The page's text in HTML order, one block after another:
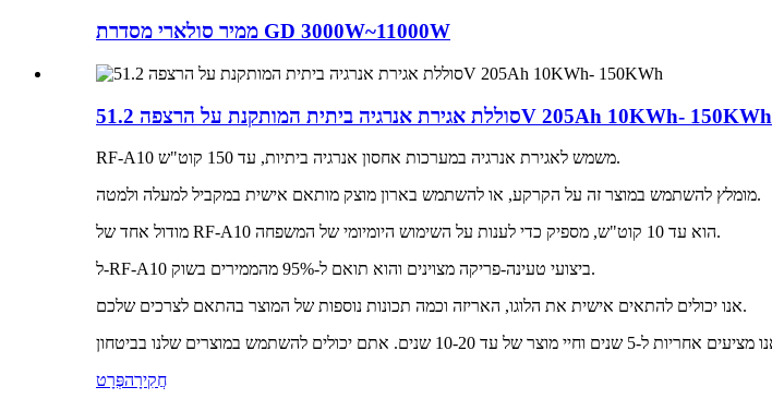
ממיר סולארי מסדרת GD 3000W~11000W
סוללת אגירת אנרגיה ביתית המותקנת על הרצפה 51.2V 205Ah 10KWh- 150KWh
RF-A10 משמש לאגירת אנרגיה במערכות אחסון אנרגיה ביתיות, עד 150 קוט"ש.
מומלץ להשתמש במוצר זה על הקרקע, או להשתמש בארון מוצק מותאם אישית במקביל למעלה ולמטה.
מודול אחד של RF-A10 הוא עד 10 קוט"ש, מספיק כדי לענות על השימוש היומיומי של המשפחה.
ל-RF-A10 ביצועי טעינה-פריקה מצוינים והוא תואם ל-95% מהממירים בשוק.
אנו יכולים להתאים אישית את הלוגו, האריזה וכמה תכונות נוספות של המוצר בהתאם לצרכים שלכם.
חֲקִירָהפְּרָט